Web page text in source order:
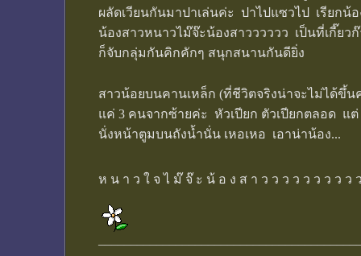
ผลัดเวียนกันมาปาเล่นค่ะ ปาไปแซวไป เรียกน้
น้องสาวหนาวไม๊จ๊ะน้องสาวววววว เป็นที่เกี๊
ก็จับกลุ่มกันคิกคักๆ สนุกสนานกันดียิ่ง
สาวน้อยบนคานเหล็ก (ที่ชีวิตจริงน่าจะไม่ได้ขึ้
แค่ 3 คนจากซ้ายค่ะ หัวเปียก ตัวเปียกตลอด
นั่งหน้าตูมบนถังน้ำนั่น เหอเหอ เอาน่าน้อง...
ห น า ว ใ จ ไ ม๊ จ๊ ะ น้ อ ง ส า ว ว ว ว ว ว ว ว ว